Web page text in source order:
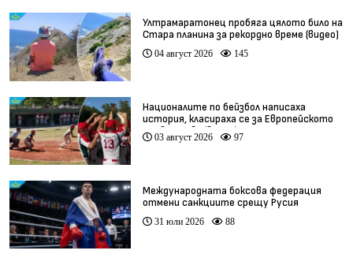
Ултрамаратонец пробяга цялото било на
Стара планина за рекордно време (видео)
04 август 2026 145
Националите по бейзбол написаха
история, класираха се за Европейското
първенство (видео)
03 август 2026 97
Международната боксова федерация
отмени санкциите срещу Русия
31 юли 2026 88